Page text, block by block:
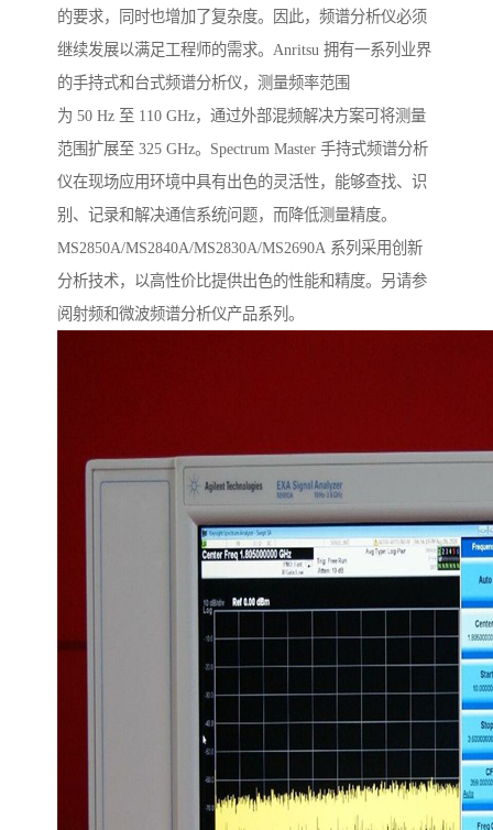
的要求，同时也增加了复杂度。因此，频谱分析仪必须
继续发展以满足工程师的需求。Anritsu 拥有一系列业界
的手持式和台式频谱分析仪，测量频率范围
为 50 Hz 至 110 GHz，通过外部混频解决方案可将测量
范围扩展至 325 GHz。Spectrum Master 手持式频谱分析
仪在现场应用环境中具有出色的灵活性，能够查找、识
别、记录和解决通信系统问题，而降低测量精度。
MS2850A/MS2840A/MS2830A/MS2690A 系列采用创新
分析技术，以高性价比提供出色的性能和精度。另请参
阅射频和微波频谱分析仪产品系列。